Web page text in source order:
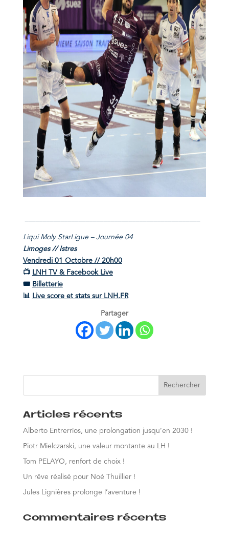
Liqui Moly StarLigue – Journée 04
Limoges // Istres
Vendredi 01 Octobre // 20h00
📺 LNH TV & Facebook Live
🎟 Billetterie
📊 Live score et stats sur LNH.FR
Partager
Articles récents
Alberto Entrerríos, une prolongation jusqu’en 2030 !
Piotr Mielczarski, une valeur montante au LH !
Tom PELAYO, renfort de choix !
Un rêve réalisé pour Noé Thuillier !
Jules Lignières prolonge l’aventure !
Commentaires récents